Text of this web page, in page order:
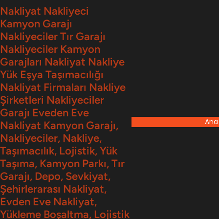
İçeriğe
geç
Nakliyat Nakliyeci
Kamyon Garajı
Nakliyeciler Tır Garajı
Nakliyeciler Kamyon
Garajları Nakliyat Nakliye
Yük Eşya Taşımacılığı
Nakliyat Firmaları Nakliye
Şirketleri Nakliyeciler
Garajı Eveden Eve
Nakliyat Kamyon Garajı,
Nakliyeciler, Nakliye,
Taşımacılık, Lojistik, Yük
Taşıma, Kamyon Parkı, Tır
Garajı, Depo, Sevkiyat,
Şehirlerarası Nakliyat,
Evden Eve Nakliyat,
Yükleme Boşaltma, Lojistik